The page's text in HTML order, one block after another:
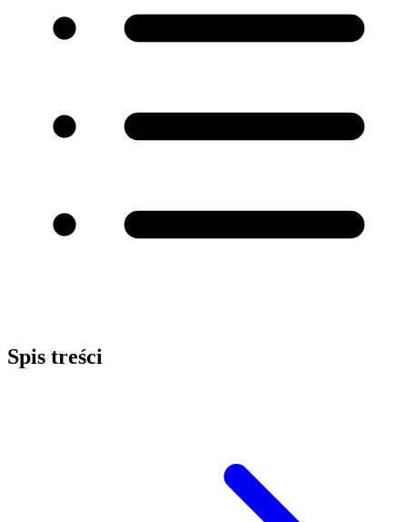
Spis treści